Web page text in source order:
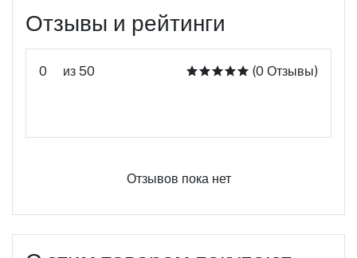
Отзывы и рейтинги
0 из 50 (0 Отзывы)
Отзывов пока нет